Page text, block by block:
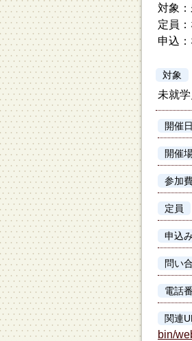
対象
定員
申込
対象
未就
開催
開催
参加
定員
申込
問い
電話
関連
bin/